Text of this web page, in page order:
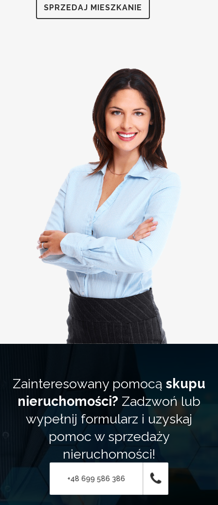
SPRZEDAJ MIESZKANIE
Zainteresowany pomocą skupu
nieruchomości? Zadzwoń lub
wypełnij formularz i uzyskaj
pomoc w sprzedaży
nieruchomości!
+48 699 586 386